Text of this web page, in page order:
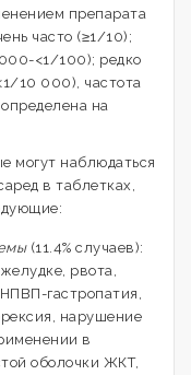
препарата
часто (≥1/10);
<1/100); редко
10 000), частота
на
могут наблюдаться
в таблетках,
(11.4% случаев):
рвота,
гастропатия,
нарушение
в
оболочки ЖКТ,